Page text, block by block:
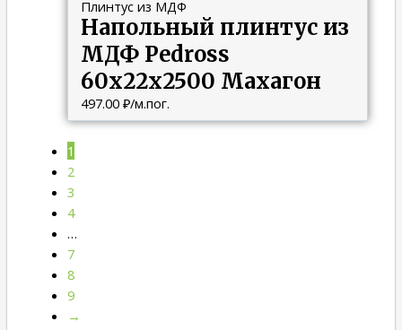
Плинтус из МДФ
Напольный плинтус из
МДФ Pedross
60х22х2500 Махагон
497.00 ₽/м.пог.
1
2
3
4
…
7
8
9
→